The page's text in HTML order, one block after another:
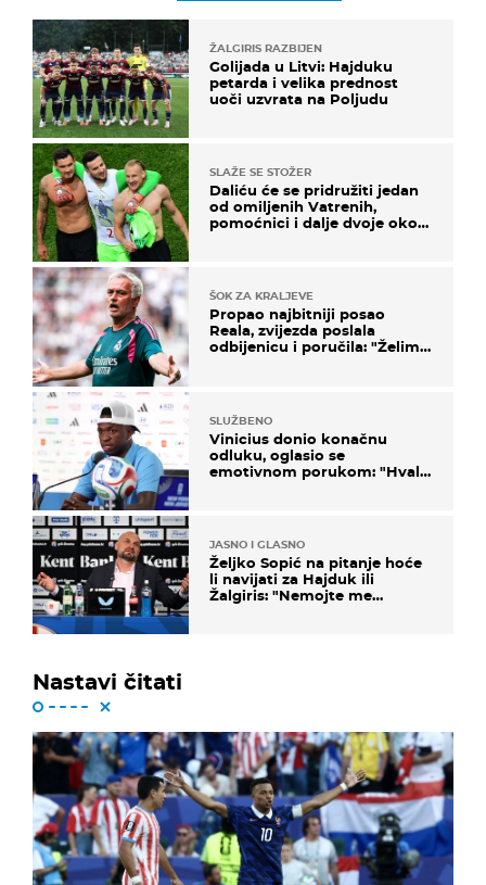
ŽALGIRIS RAZBIJEN
Golijada u Litvi: Hajduku
petarda i velika prednost
uoči uzvrata na Poljudu
SLAŽE SE STOŽER
Daliću će se pridružiti jedan
od omiljenih Vatrenih,
pomoćnici i dalje dvoje oko
ŠOK ZA KRALJEVE
Propao najbitniji posao
Reala, zvijezda poslala
odbijenicu i poručila: "Želim
SLUŽBENO
Vinicius donio konačnu
odluku, oglasio se
emotivnom porukom: "Hvala
JASNO I GLASNO
Željko Sopić na pitanje hoće
li navijati za Hajduk ili
Žalgiris: "Nemojte me
Nastavi čitati